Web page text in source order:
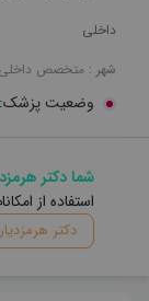
داخلی
شهر : متخصص داخلی
وضعیت پزشک:
شما دکتر
استفاده از
دکتر